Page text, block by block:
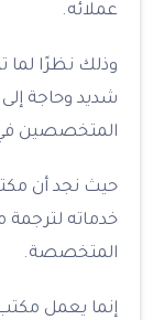
عملائه.
وذلك نظرًا
شديد وحاجة
المتخصصين
حيث نجد أن
خدماته لترجمة
المتخصصة.
إنما يعمل